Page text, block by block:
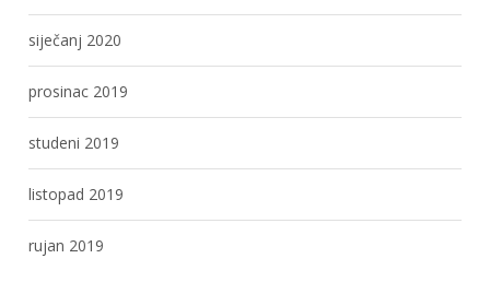
siječanj 2020
prosinac 2019
studeni 2019
listopad 2019
rujan 2019